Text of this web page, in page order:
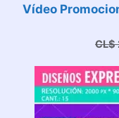
Vídeo
CL$